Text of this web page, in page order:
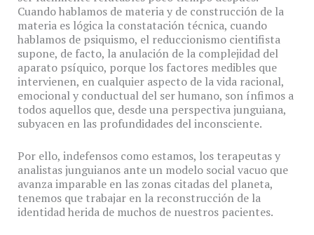
Cuando hablamos de materia y de construcción de la
materia es lógica la constatación técnica, cuando
hablamos de psiquismo, el reduccionismo cientifista
supone, de facto, la anulación de la complejidad del
aparato psíquico, porque los factores medibles que
intervienen, en cualquier aspecto de la vida racional,
emocional y conductual del ser humano, son ínfimos a
todos aquellos que, desde una perspectiva junguiana,
subyacen en las profundidades del inconsciente.
Por ello, indefensos como estamos, los terapeutas y
analistas junguianos ante un modelo social vacuo que
avanza imparable en las zonas citadas del planeta,
tenemos que trabajar en la reconstrucción de la
identidad herida de muchos de nuestros pacientes.